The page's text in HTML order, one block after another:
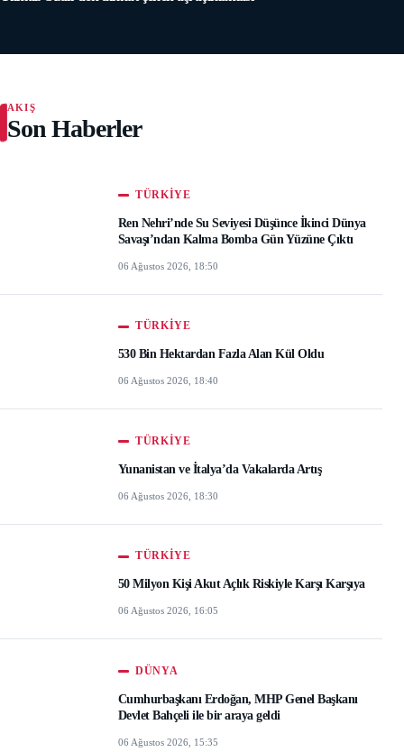
AKIŞ
Son Haberler
TÜRKIYE
Ren Nehri’nde Su Seviyesi Düşünce İkinci Dünya
Savaşı’ndan Kalma Bomba Gün Yüzüne Çıktı
06 Ağustos 2026, 18:50
TÜRKIYE
530 Bin Hektardan Fazla Alan Kül Oldu
06 Ağustos 2026, 18:40
TÜRKIYE
Yunanistan ve İtalya’da Vakalarda Artış
06 Ağustos 2026, 18:30
TÜRKIYE
50 Milyon Kişi Akut Açlık Riskiyle Karşı Karşıya
06 Ağustos 2026, 16:05
DÜNYA
Cumhurbaşkanı Erdoğan, MHP Genel Başkanı
Devlet Bahçeli ile bir araya geldi
06 Ağustos 2026, 15:35